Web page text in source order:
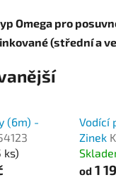
Omega pro
(střední a
(6m) -
ks)
Vodící
Zinek
od1